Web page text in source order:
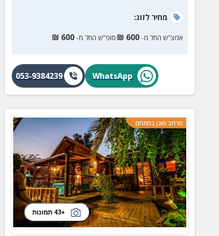
מחירלזוג:
אמצ”ש החל מ- 600
₪ סופ”ש החל מ- 600
₪
WhatsApp
053-9384239
מרחב מוגן במתחם
+43 תמונות